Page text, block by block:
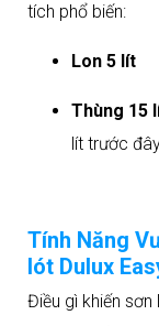
tích phổ biến:
Lon 5 lít
Thùng 15
lít trước
Tính Năng
lót Dulux
Điều gì khiến